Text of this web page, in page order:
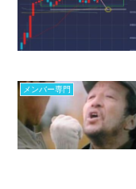
メンバー専門